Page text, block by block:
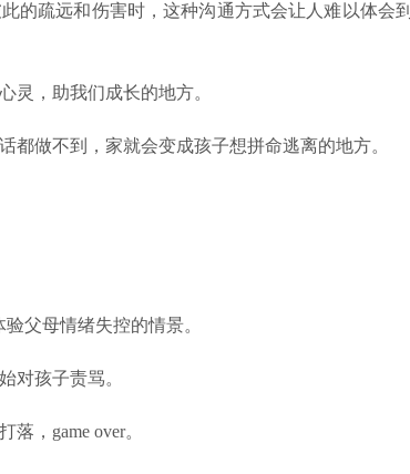
的疏远和伤害时，这种沟通方式会让人难以体会到
灵，助我们成长的地方。
都做不到，家就会变成孩子想拼命逃离的地方。
父母情绪失控的情景。
对孩子责骂。
，game over。